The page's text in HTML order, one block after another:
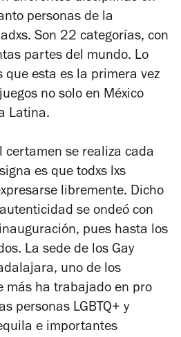
personas de la
Son 22 categorías, con
partes del mundo. Lo
que esta es la primera vez
no solo en México
Latina.
certamen se realiza cada
es que todxs lxs
libremente. Dicho
se ondeó con
pues hasta los
La sede de los Gay
uno de los
más ha trabajado en pro
personas LGBTQ+ y
e importantes